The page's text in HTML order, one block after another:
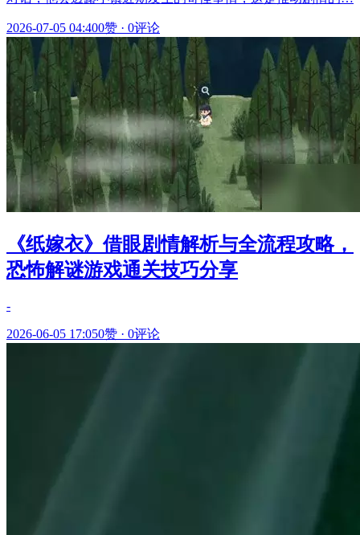
2026-07-05 04:400赞 · 0评论
《纸嫁衣》借眼剧情解析与全流程攻略，
恐怖解谜游戏通关技巧分享
-
2026-06-05 17:050赞 · 0评论